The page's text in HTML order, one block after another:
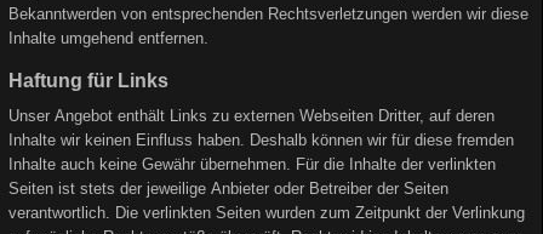
Bekanntwerden von entsprechenden Rechtsverletzungen werden wir diese
Inhalte umgehend entfernen.
Haftung für Links
Unser Angebot enthält Links zu externen Webseiten Dritter, auf deren
Inhalte wir keinen Einfluss haben. Deshalb können wir für diese fremden
Inhalte auch keine Gewähr übernehmen. Für die Inhalte der verlinkten
Seiten ist stets der jeweilige Anbieter oder Betreiber der Seiten
verantwortlich. Die verlinkten Seiten wurden zum Zeitpunkt der Verlinkung